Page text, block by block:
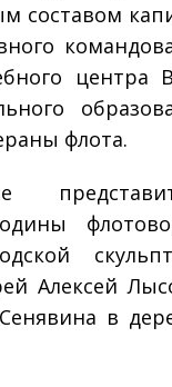
составом
центра
флота.
Алексей
в